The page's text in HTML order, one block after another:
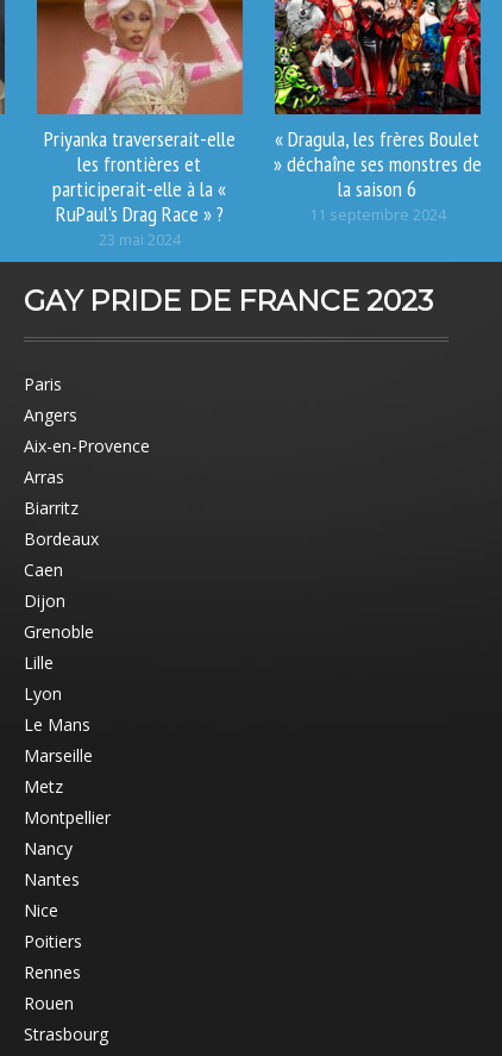
Priyanka traverserait-elle
les frontières et
participerait-elle à la «
RuPaul's Drag Race » ?
23 mai 2024
​« Dragula, les frères Boulet
» déchaîne ses monstres de
la saison 6
11 septembre 2024
GAY PRIDE DE FRANCE 2023
Paris
Angers
Aix-en-Provence
Arras
Biarritz
Bordeaux
Caen
Dijon
Grenoble
Lille
Lyon
Le Mans
Marseille
Metz
Montpellier
Nancy
Nantes
Nice
Poitiers
Rennes
Rouen
Strasbourg